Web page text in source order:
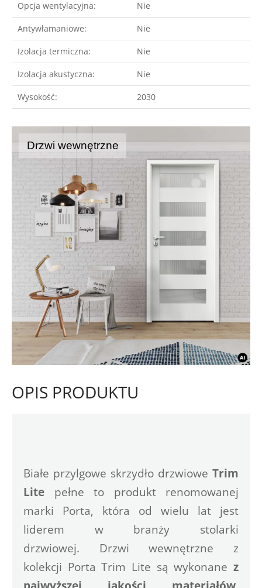
Opcja wentylacyjna: Nie
Antywłamaniowe: Nie
Izolacja termiczna: Nie
Izolacja akustyczna: Nie
Wysokość: 2030
Drzwi wewnętrzne
OPIS PRODUKTU
Białe przylgowe skrzydło drzwiowe Trim
Lite pełne to produkt renomowanej
marki Porta, która od wielu lat jest
liderem w branży stolarki
drzwiowej. Drzwi wewnętrzne z
kolekcji Porta Trim Lite są wykonane z